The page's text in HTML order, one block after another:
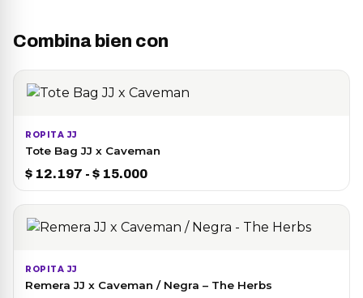
Combina bien con
ROPITA JJ
Tote Bag JJ x Caveman
$ 12.197 - $ 15.000Rango
de
desde
$ 15.000
ROPITA JJ
Remera JJ x Caveman / Negra – The Herbs